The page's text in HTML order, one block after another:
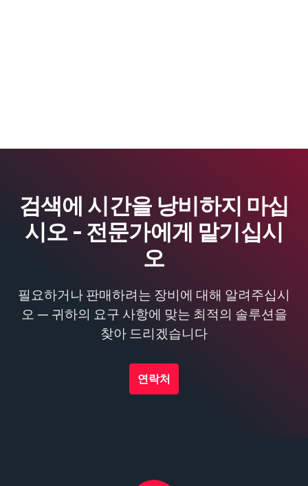
검색에 시간을 낭비하지 마십
시오 - 전문가에게 맡기십시
오
필요하거나 판매하려는 장비에 대해 알려주십시
오 — 귀하의 요구 사항에 맞는 최적의 솔루션을
찾아 드리겠습니다
연락처